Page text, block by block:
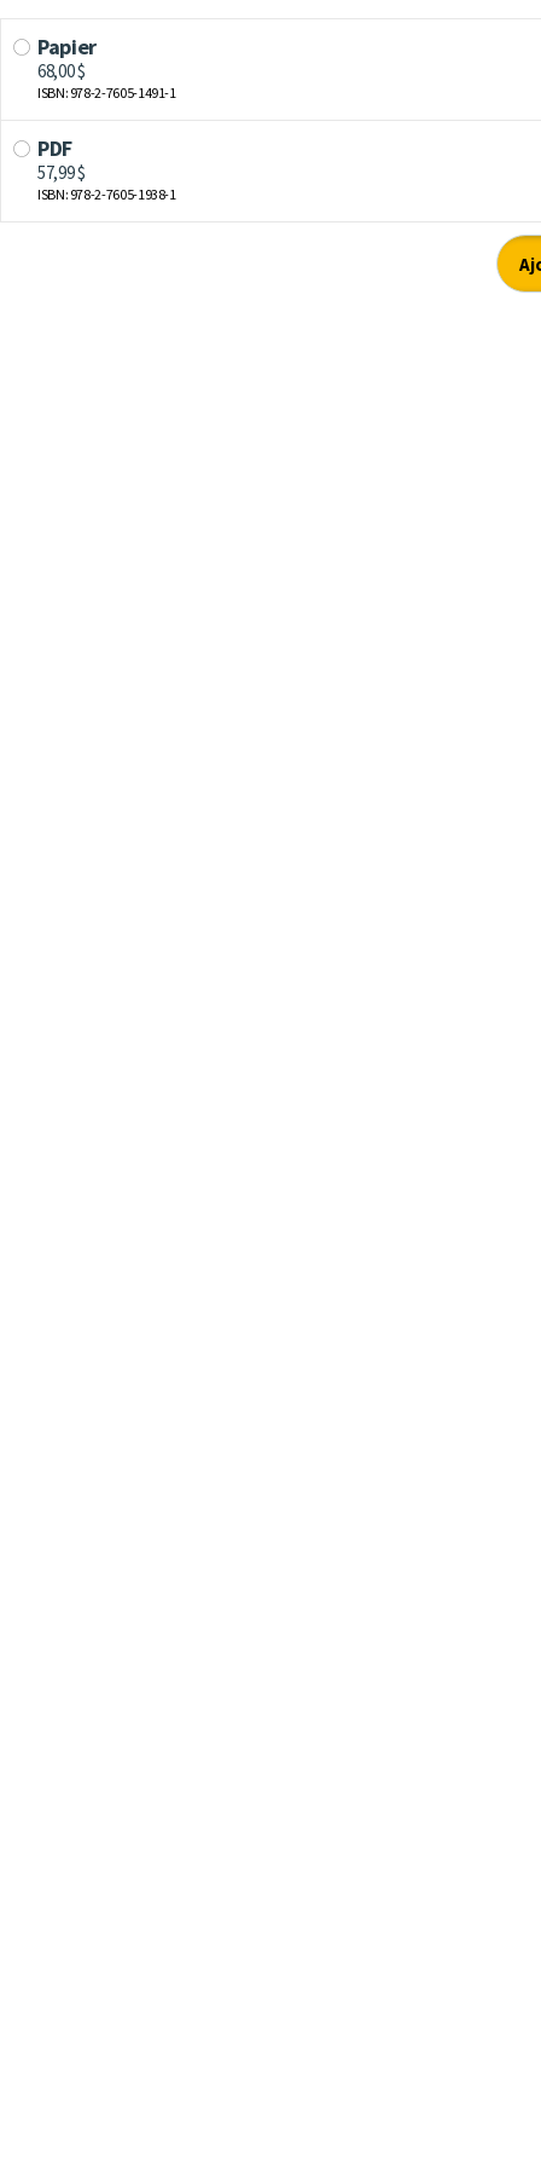
Papier
68,00 $
ISBN: 978-2-7605-1491-1
PDF
57,99 $
ISBN: 978-2-7605-1938-1